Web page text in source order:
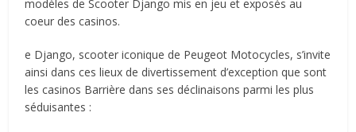
modèles de Scooter Django mis en jeu et exposés au
coeur des casinos.
e Django, scooter iconique de Peugeot Motocycles, s’invite
ainsi dans ces lieux de divertissement d’exception que sont
les casinos Barrière dans ses déclinaisons parmi les plus
séduisantes :